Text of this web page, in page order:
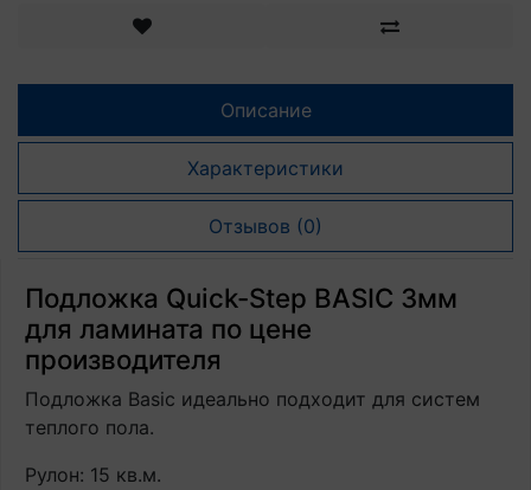
Описание
Характеристики
Отзывов (0)
Подложка Quick-Step BASIC 3мм
для ламината по цене
производителя
Подложка Basic идеально подходит для систем
теплого пола.
Рулон: 15 кв.м.